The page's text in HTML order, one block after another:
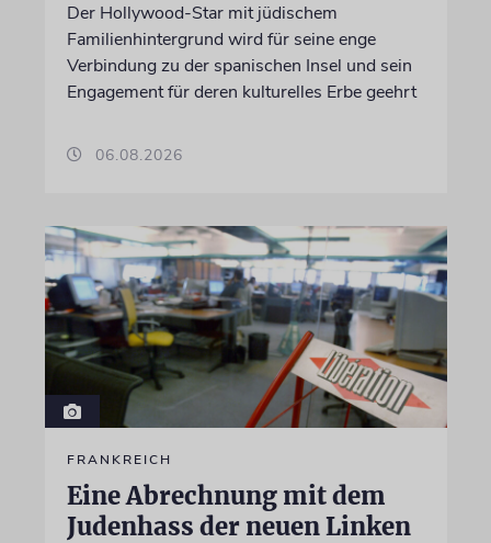
Der Hollywood-Star mit jüdischem
Familienhintergrund wird für seine enge
Verbindung zu der spanischen Insel und sein
Engagement für deren kulturelles Erbe geehrt
06.08.2026
FRANKREICH
Eine Abrechnung mit dem
Judenhass der neuen Linken